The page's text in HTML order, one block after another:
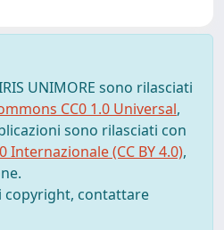
UNIMORE sono rilasciati
CC0 1.0 Universal,
sono rilasciati con
Internazionale (CC BY 4.0),
copyright, contattare